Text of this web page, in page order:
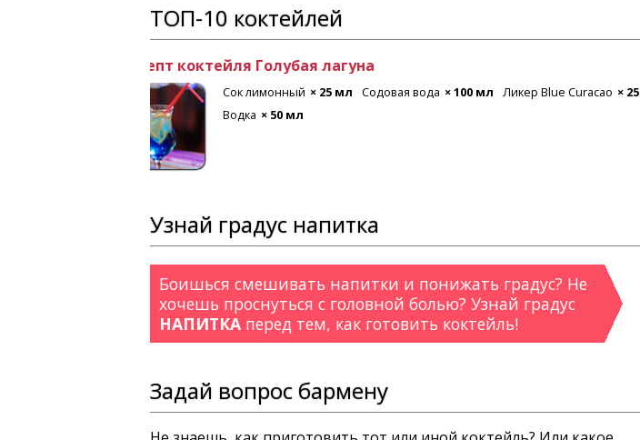
ТОП-10 коктейлей
Рецепт коктейля Лонг Айленд
Текила × 20 мл Ром белый × 20 мл Ликер апельсиновый × 20 мл
Джин × 20 мл
Узнай градус напитка
Боишься смешивать напитки и понижать градус? Не
хочешь проснуться с головной болью? Узнай градус
НАПИТКА перед тем, как готовить коктейль!
Задай вопрос бармену